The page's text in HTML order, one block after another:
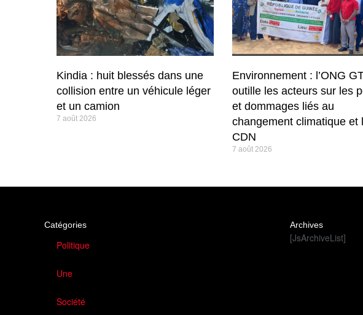
Kindia : huit blessés dans une
collision entre un véhicule léger
et un camion
7 août 2026
Environnement : l’ONG
outille les acteurs sur les
et dommages liés au
changement climatique et
CDN
7 août 2026
Catégories
Politique
Une
Société
Archives
[JsArchiveList]